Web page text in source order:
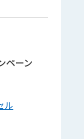
ペーン
ル